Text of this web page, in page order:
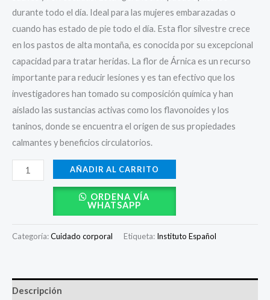
durante todo el día. Ideal para las mujeres embarazadas o
cuando has estado de pie todo el día. Esta flor silvestre crece
en los pastos de alta montaña, es conocida por su excepcional
capacidad para tratar heridas. La flor de Árnica es un recurso
importante para reducir lesiones y es tan efectivo que los
investigadores han tomado su composición química y han
aislado las sustancias activas como los flavonoides y los
taninos, donde se encuentra el origen de sus propiedades
calmantes y beneficios circulatorios.
AÑADIR AL CARRITO
ORDENA VÍA
WHATSAPP
Categoría:Cuidado corporal Etiqueta: Instituto Español
Descripción